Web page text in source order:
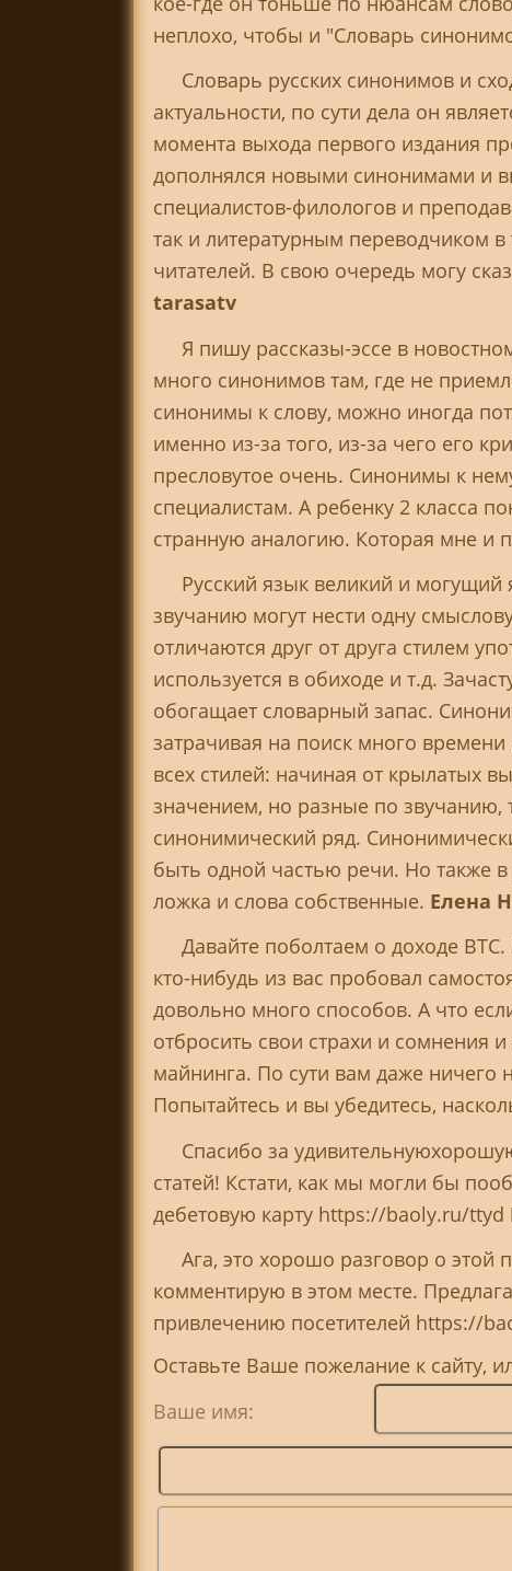
неплохо, чтобы и "Словарь
Словарь русских синонимов и
актуальности, по сути дела он
момента выхода первого издания
дополнялся новыми синонимами и
специалистов-филологов и
так и литературным переводчиком
читателей. В свою очередь могу
tarasatv
Я пишу рассказы-эссе в
много синонимов там, где не
синонимы к слову, можно иногда
именно из-за того, из-за чего его
пресловутое очень. Синонимы к
специалистам. А ребенку 2 класса
странную аналогию. Которая мне и
Русский язык великий и
звучанию могут нести одну
отличаются друг от друга стилем
используется в обиходе и т.д.
обогащает словарный запас.
затрачивая на поиск много
всех стилей: начиная от крылатых
значением, но разные по
синонимический ряд.
быть одной частью речи. Но также
ложка и слова собственные. Елена
Давайте поболтаем о доходе
кто-нибудь из вас пробовал
довольно много способов. А что
отбросить свои страхи и сомнения
майнинга. По сути вам даже ничего
Попытайтесь и вы убедитесь,
Спасибо за
статей! Кстати, как мы могли бы
дебетовую карту https://baoly.ru/ttyd
Ага, это хорошо разговор о этой
комментирую в этом месте.
привлечению посетителей https://
Оставьте Ваше пожелание к сайту,
Ваше имя: